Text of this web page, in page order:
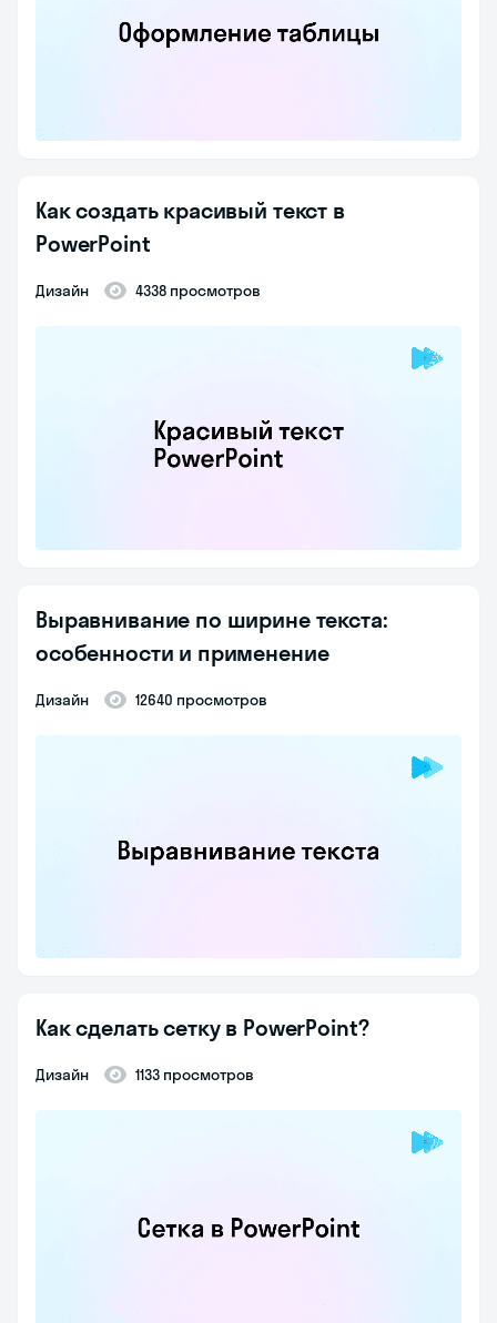
Как создать красивый текст в
PowerPoint
Дизайн 4338 просмотров
Выравнивание по ширине текста:
особенности и применение
Дизайн 12640 просмотров
Как сделать сетку в PowerPoint?
Дизайн 1133 просмотров